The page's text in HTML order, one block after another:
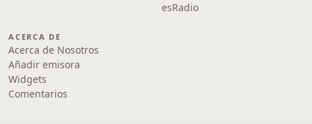
esRadio
ACERCA DE
Acerca de Nosotros
Añadir emisora
Widgets
Comentarios